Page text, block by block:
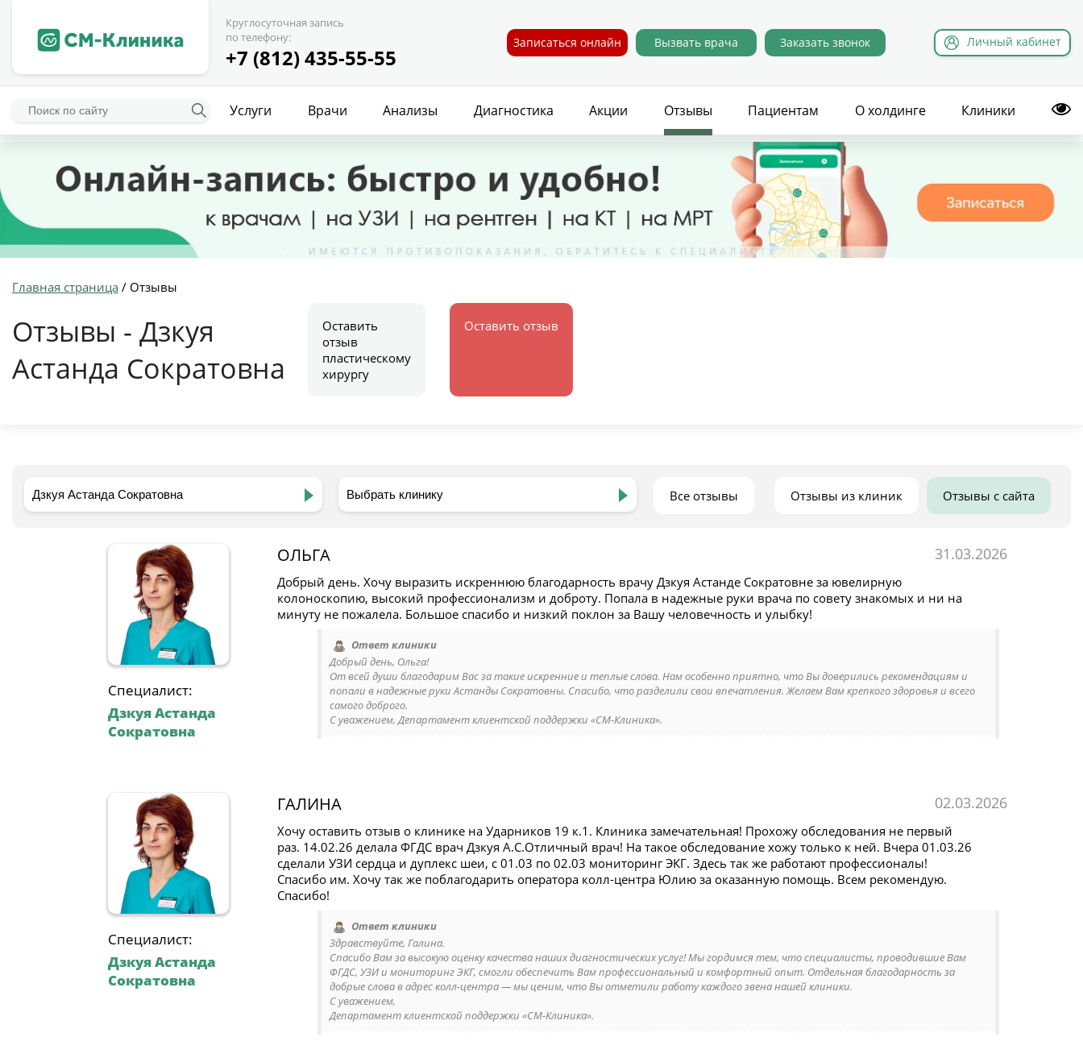
Круглосуточная запись
по телефону:
+7 (812) 435-55-55
Записаться онлайн Вызвать врача Заказать звонок Личный кабинет
Услуги Врачи Анализы Диагностика Акции Отзывы Пациентам О холдинге Клиники
Главная страница / Отзывы
Отзывы - Дзкуя
Астанда Сократовна
Оставить
отзыв
пластическому
хирургу
Оставить отзыв
Отзывы с сайта
Отзывы из клиник
Все отзывы
Специалист:
Дзкуя Астанда
Сократовна
ОЛЬГА 31.03.2026
Добрый день. Хочу выразить искреннюю благодарность врачу Дзкуя Астанде Сократовне за ювелирную
колоноскопию, высокий профессионализм и доброту. Попала в надежные руки врача по совету знакомых и ни на
минуту не пожалела. Большое спасибо и низкий поклон за Вашу человечность и улыбку!
Ответ клиники
Добрый день, Ольга!
От всей души благодарим Вас за такие искренние и теплые слова. Нам особенно приятно, что Вы доверились рекомендациям и
попали в надежные руки Астанды Сократовны. Спасибо, что разделили свои впечатления. Желаем Вам крепкого здоровья и всего
самого доброго.
С уважением, Департамент клиентской поддержки «СМ-Клиника».
Специалист:
Дзкуя Астанда
Сократовна
ГАЛИНА 02.03.2026
Хочу оставить отзыв о клинике на Ударников 19 к.1. Клиника замечательная! Прохожу обследования не первый
раз. 14.02.26 делала ФГДС врач Дзкуя А.С.Отличный врач! На такое обследование хожу только к ней. Вчера 01.03.26
сделали УЗИ сердца и дуплекс шеи, с 01.03 по 02.03 мониторинг ЭКГ. Здесь так же работают профессионалы!
Спасибо им. Хочу так же поблагодарить оператора колл-центра Юлию за оказанную помощь. Всем рекомендую.
Спасибо!
Ответ клиники
Здравствуйте, Галина.
Спасибо Вам за высокую оценку качества наших диагностических услуг! Мы гордимся тем, что специалисты, проводившие Вам
ФГДС, УЗИ и мониторинг ЭКГ, смогли обеспечить Вам профессиональный и комфортный опыт. Отдельная благодарность за
добрые слова в адрес колл-центра — мы ценим, что Вы отметили работу каждого звена нашей клиники.
С уважением,
Департамент клиентской поддержки «СМ-Клиника».